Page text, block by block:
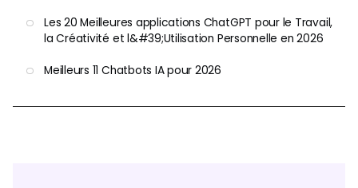
Les 20 Meilleures applications ChatGPT pour le Travail,
la Créativité et l&#39;Utilisation Personnelle en 2026
Meilleurs 11 Chatbots IA pour 2026